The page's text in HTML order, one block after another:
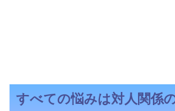
すべての悩みは対人関係